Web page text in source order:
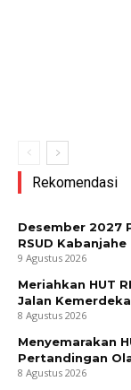
Rekomendasi
Desember 2027
RSUD
9 Agustus 2026
Meriahkan HUT
Jalan
8 Agustus 2026
Menyemarakan
Pertandingan
8 Agustus 2026